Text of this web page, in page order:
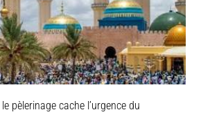
pèlerinage cache l’urgence du